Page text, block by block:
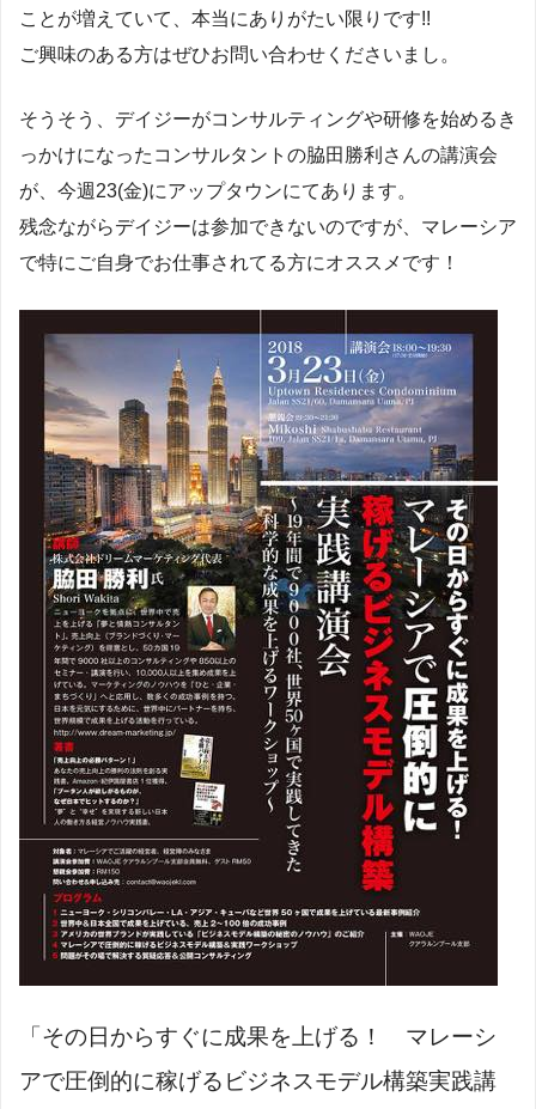
ことが増えていて、本当にありがたい限りです!!
ご興味のある方はぜひお問い合わせくださいまし。
そうそう、デイジーがコンサルティングや研修を始めるき
っかけになったコンサルタントの脇田勝利さんの講演会
が、今週23(金)にアップタウンにてあります。
残念ながらデイジーは参加できないのですが、マレーシア
で特にご自身でお仕事されてる方にオススメです！
「その日からすぐに成果を上げる！ マレーシ
アで圧倒的に稼げるビジネスモデル構築実践講